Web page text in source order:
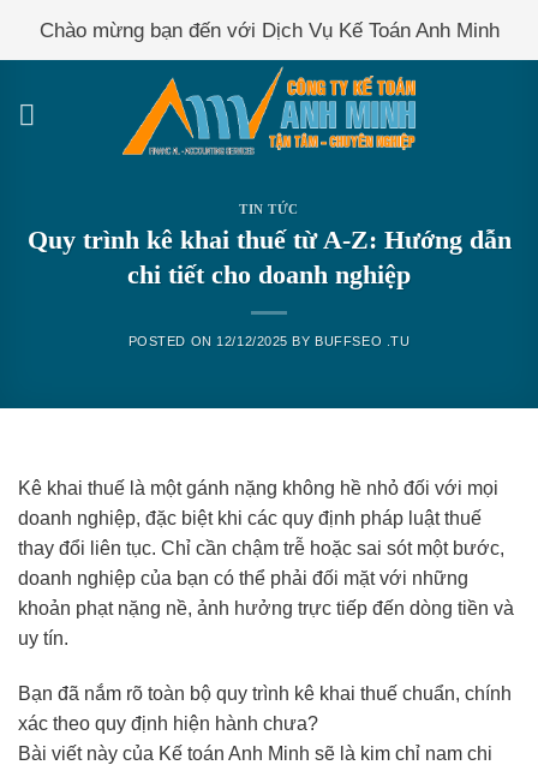
Chào mừng bạn đến với Dịch Vụ Kế Toán Anh Minh
TIN TỨC
Quy trình kê khai thuế từ A-Z: Hướng dẫn
chi tiết cho doanh nghiệp
POSTED ON 12/12/2025 BY BUFFSEO .TU
Kê khai thuế là một gánh nặng không hề nhỏ đối với mọi
doanh nghiệp, đặc biệt khi các quy định pháp luật thuế
thay đổi liên tục. Chỉ cần chậm trễ hoặc sai sót một bước,
doanh nghiệp của bạn có thể phải đối mặt với những
khoản phạt nặng nề, ảnh hưởng trực tiếp đến dòng tiền và
uy tín.
Bạn đã nắm rõ toàn bộ quy trình kê khai thuế chuẩn, chính
xác theo quy định hiện hành chưa?
Bài viết này của Kế toán Anh Minh sẽ là kim chỉ nam chi